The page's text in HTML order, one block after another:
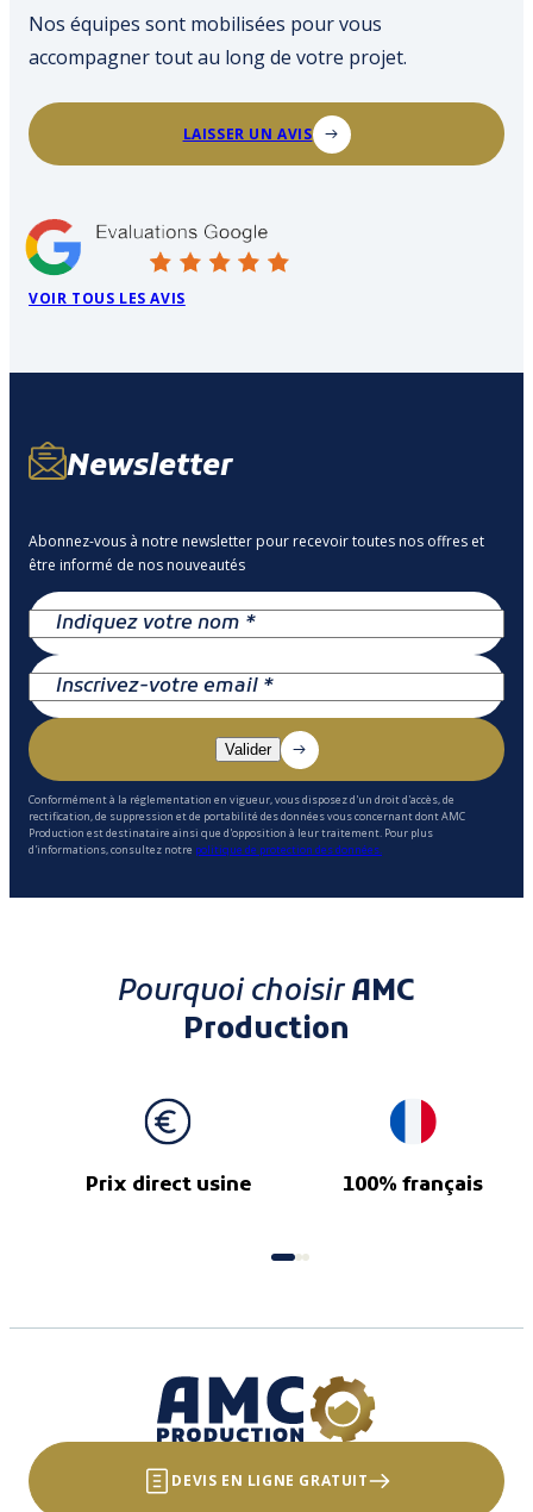
Nos équipes sont mobilisées pour vous
accompagner tout au long de votre projet.
LAISSER UN AVIS
VOIR TOUS LES AVIS
Newsletter
Abonnez-vous à notre newsletter pour recevoir toutes nos offres et
être informé de nos nouveautés
Conformément à la réglementation en vigueur, vous disposez d'un droit d'accès, de
rectification, de suppression et de portabilité des données vous concernant dont AMC
Production est destinataire ainsi que d'opposition à leur traitement. Pour plus
d'informations, consultez notre politique de protection des données.
Pourquoi choisirAMC
Production
Prix direct usine 100% français
DEVIS EN LIGNE GRATUIT